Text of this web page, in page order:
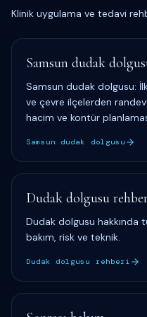
Klinik uygulama ve tedavi
Samsun dudak
Samsun dudak dolgusu:
ve çevre ilçelerden
hacim ve kontür
Samsun dudak dolgusu
Dudak dolgusu
Dudak dolgusu hakkında
bakım, risk ve teknik.
Dudak dolgusu rehberi